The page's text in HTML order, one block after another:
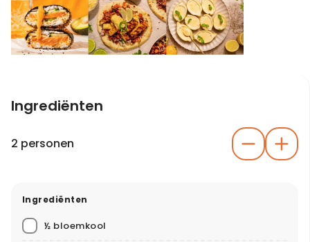
Ingrediënten
2 personen
Ingrediënten
½ bloemkool